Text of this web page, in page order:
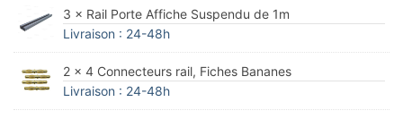
3 × Rail Porte Affiche Suspendu de 1m
Livraison : 24-48h
2 × 4 Connecteurs rail, Fiches Bananes
Livraison : 24-48h